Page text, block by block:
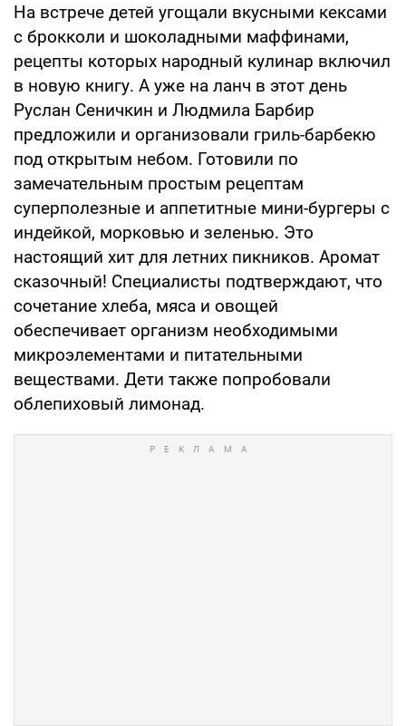
На встрече детей угощали вкусными кексами
с брокколи и шоколадными маффинами,
рецепты которых народный кулинар включил
в новую книгу. А уже на ланч в этот день
Руслан Сеничкин и Людмила Барбир
предложили и организовали гриль-барбекю
под открытым небом. Готовили по
замечательным простым рецептам
суперполезные и аппетитные мини-бургеры с
индейкой, морковью и зеленью. Это
настоящий хит для летних пикников. Аромат
сказочный! Специалисты подтверждают, что
сочетание хлеба, мяса и овощей
обеспечивает организм необходимыми
микроэлементами и питательными
веществами. Дети также попробовали
облепиховый лимонад.